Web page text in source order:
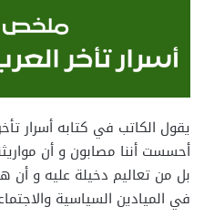
يقول الكاتب في كتابه أسرار
أحسست أننا مصابون و أن
بل من تعاليم دخيلة عليه و أن
في الميادين السياسية